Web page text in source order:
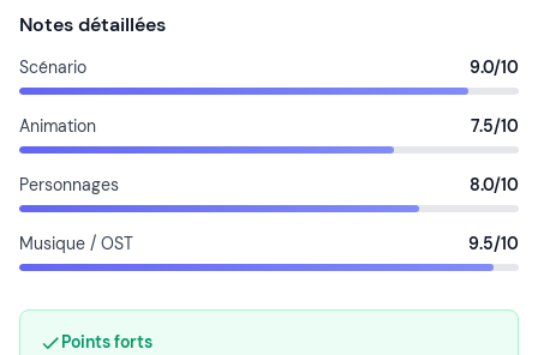
Notes détaillées
Scénario 9.0/10
Animation 7.5/10
Personnages 8.0/10
Musique / OST 9.5/10
Points forts